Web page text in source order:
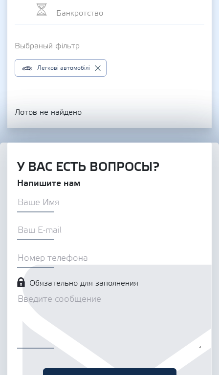
Банкротство
Выбраный фільтр
Легкові автомобілі
Лотов не найдено
У ВАС ЕСТЬ ВОПРОСЫ?
Напишите нам
Обязательно для заполнения